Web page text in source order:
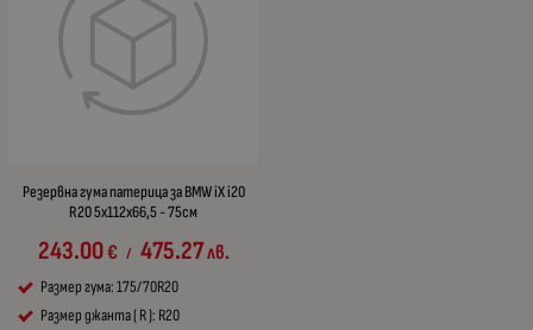
Резервна гума патерица за BMW iX i20
R20 5x112x66,5 - 75см
243.00€ / 475.27лв.
Размер гума: 175/70R20
Размер джанта ( R ): R20